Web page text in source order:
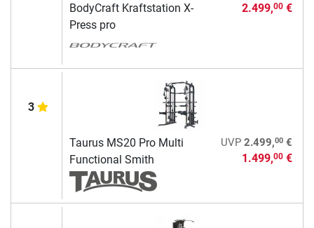
BodyCraft Kraftstation X-
Press pro
2.499,00€
3
Taurus MS20 Pro Multi
Functional Smith
UVP 2.499,00€
1.499,00€